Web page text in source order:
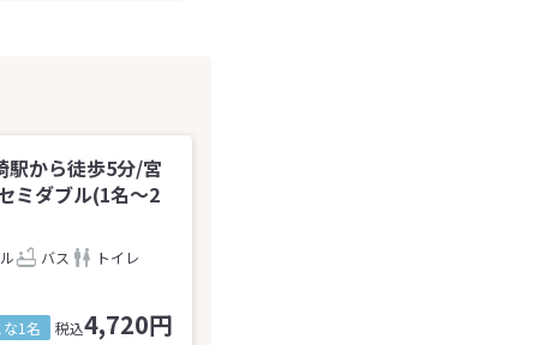
駅から徒歩5分/宮
ミダブル(1名～2
バス
トイレ
な1名 税込4,720円